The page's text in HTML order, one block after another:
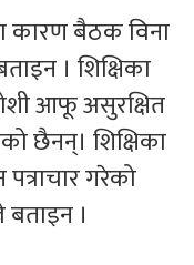
कारण बैठक विना
। शिक्षिका
आफू असुरक्षित
छैनन्। शिक्षिका
गरेको
।